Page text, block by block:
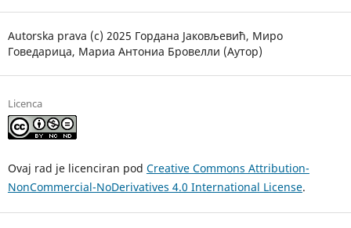
Autorska prava (c) 2025 Гордана Јаковљевић, Миро
Говедарица, Мариа Антониа Бровелли (Аутор)
Licenca
Ovaj rad je licenciran pod Creative Commons Attribution-
NonCommercial-NoDerivatives 4.0 International License.